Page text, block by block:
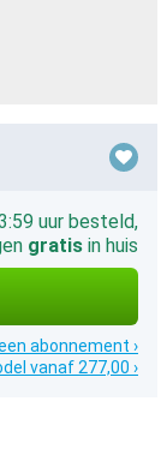
uur besteld,
gratis in huis
abonnement ›
vanaf 277,00 ›